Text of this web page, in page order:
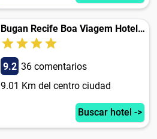
Bugan Recife Boa Viagem Hotel - by Atlantica
9.2 36 comentarios
9.01 Km del centro ciudad
Buscar hotel ->